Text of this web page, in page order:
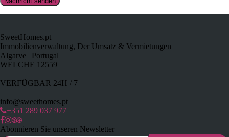
SweetHomes.pt
Immobilienverwaltung, Der Umsatz & Vermietungen
Algarve | Portugal
WELCHE 12559
VERFÜGBAR 24H / 7
info@sweethomes.pt
+351 289 037 977
Abonnieren Sie unseren Newsletter